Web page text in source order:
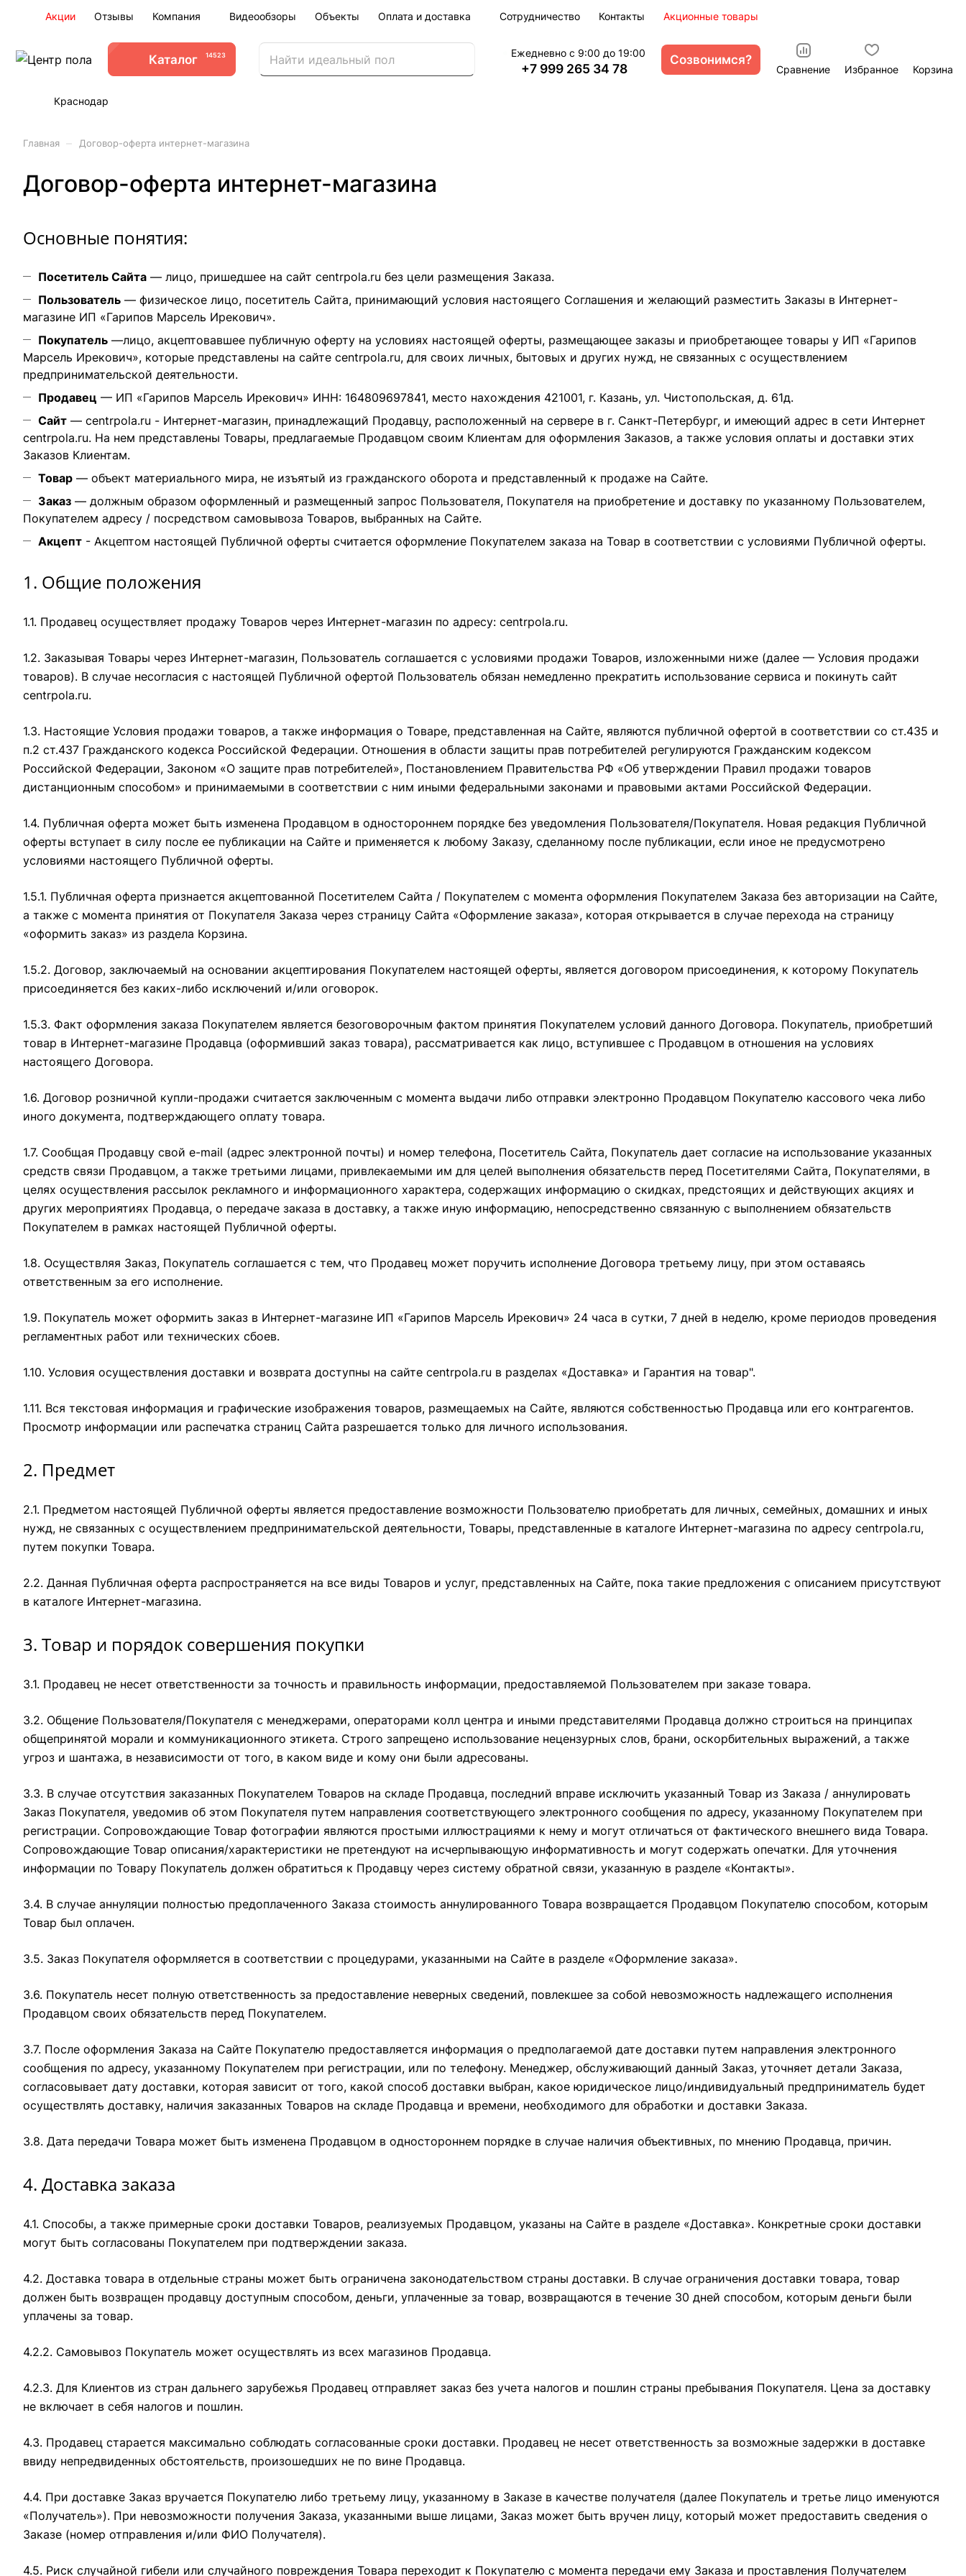
Акции Отзывы Компания Видеообзоры Объекты Оплата и доставка Сотрудничество Контакты Акционные товары
14523
Каталог Ежедневно с 9:00 до 19:00
+7 999 265 34 78
Созвонимся?
Сравнение Избранное Корзина
Краснодар
Главная Договор-оферта интернет-магазина
Договор-оферта интернет-магазина
Основные понятия:
Посетитель Сайта — лицо, пришедшее на сайт centrpola.ru без цели размещения Заказа.
Пользователь — физическое лицо, посетитель Сайта, принимающий условия настоящего Соглашения и желающий разместить Заказы в Интернет-
магазине ИП «Гарипов Марсель Ирекович».
Покупатель —лицо, акцептовавшее публичную оферту на условиях настоящей оферты, размещающее заказы и приобретающее товары у ИП «Гарипов
Марсель Ирекович», которые представлены на сайте centrpola.ru, для своих личных, бытовых и других нужд, не связанных с осуществлением
предпринимательской деятельности.
Продавец — ИП «Гарипов Марсель Ирекович» ИНН: 164809697841, место нахождения 421001, г. Казань, ул. Чистопольская, д. 61д.
Сайт — centrpola.ru - Интернет-магазин, принадлежащий Продавцу, расположенный на сервере в г. Санкт-Петербург, и имеющий адрес в сети Интернет
centrpola.ru. На нем представлены Товары, предлагаемые Продавцом своим Клиентам для оформления Заказов, а также условия оплаты и доставки этих
Заказов Клиентам.
Товар — объект материального мира, не изъятый из гражданского оборота и представленный к продаже на Сайте.
Заказ — должным образом оформленный и размещенный запрос Пользователя, Покупателя на приобретение и доставку по указанному Пользователем,
Покупателем адресу / посредством самовывоза Товаров, выбранных на Сайте.
Акцепт - Акцептом настоящей Публичной оферты считается оформление Покупателем заказа на Товар в соответствии с условиями Публичной оферты.
1. Общие положения
1.1. Продавец осуществляет продажу Товаров через Интернет-магазин по адресу: centrpola.ru.
1.2. Заказывая Товары через Интернет-магазин, Пользователь соглашается с условиями продажи Товаров, изложенными ниже (далее — Условия продажи
товаров). В случае несогласия с настоящей Публичной офертой Пользователь обязан немедленно прекратить использование сервиса и покинуть сайт
centrpola.ru.
1.3. Настоящие Условия продажи товаров, а также информация о Товаре, представленная на Сайте, являются публичной офертой в соответствии со ст.435 и
п.2 ст.437 Гражданского кодекса Российской Федерации. Отношения в области защиты прав потребителей регулируются Гражданским кодексом
Российской Федерации, Законом «О защите прав потребителей», Постановлением Правительства РФ «Об утверждении Правил продажи товаров
дистанционным способом» и принимаемыми в соответствии с ним иными федеральными законами и правовыми актами Российской Федерации.
1.4. Публичная оферта может быть изменена Продавцом в одностороннем порядке без уведомления Пользователя/Покупателя. Новая редакция Публичной
оферты вступает в силу после ее публикации на Сайте и применяется к любому Заказу, сделанному после публикации, если иное не предусмотрено
условиями настоящего Публичной оферты.
1.5.1. Публичная оферта признается акцептованной Посетителем Сайта / Покупателем с момента оформления Покупателем Заказа без авторизации на Сайте,
а также с момента принятия от Покупателя Заказа через страницу Сайта «Оформление заказа», которая открывается в случае перехода на страницу
«оформить заказ» из раздела Корзина.
1.5.2. Договор, заключаемый на основании акцептирования Покупателем настоящей оферты, является договором присоединения, к которому Покупатель
присоединяется без каких-либо исключений и/или оговорок.
1.5.3. Факт оформления заказа Покупателем является безоговорочным фактом принятия Покупателем условий данного Договора. Покупатель, приобретший
товар в Интернет-магазине Продавца (оформивший заказ товара), рассматривается как лицо, вступившее с Продавцом в отношения на условиях
настоящего Договора.
1.6. Договор розничной купли-продажи считается заключенным с момента выдачи либо отправки электронно Продавцом Покупателю кассового чека либо
иного документа, подтверждающего оплату товара.
1.7. Сообщая Продавцу свой e-mail (адрес электронной почты) и номер телефона, Посетитель Сайта, Покупатель дает согласие на использование указанных
средств связи Продавцом, а также третьими лицами, привлекаемыми им для целей выполнения обязательств перед Посетителями Сайта, Покупателями, в
целях осуществления рассылок рекламного и информационного характера, содержащих информацию о скидках, предстоящих и действующих акциях и
других мероприятиях Продавца, о передаче заказа в доставку, а также иную информацию, непосредственно связанную с выполнением обязательств
Покупателем в рамках настоящей Публичной оферты.
1.8. Осуществляя Заказ, Покупатель соглашается с тем, что Продавец может поручить исполнение Договора третьему лицу, при этом оставаясь
ответственным за его исполнение.
1.9. Покупатель может оформить заказ в Интернет-магазине ИП «Гарипов Марсель Ирекович» 24 часа в сутки, 7 дней в неделю, кроме периодов проведения
регламентных работ или технических сбоев.
1.10. Условия осуществления доставки и возврата доступны на сайте centrpola.ru в разделах «Доставка» и Гарантия на товар".
1.11. Вся текстовая информация и графические изображения товаров, размещаемых на Сайте, являются собственностью Продавца или его контрагентов.
Просмотр информации или распечатка страниц Сайта разрешается только для личного использования.
2. Предмет
2.1. Предметом настоящей Публичной оферты является предоставление возможности Пользователю приобретать для личных, семейных, домашних и иных
нужд, не связанных с осуществлением предпринимательской деятельности, Товары, представленные в каталоге Интернет-магазина по адресу centrpola.ru,
путем покупки Товара.
2.2. Данная Публичная оферта распространяется на все виды Товаров и услуг, представленных на Сайте, пока такие предложения с описанием присутствуют
в каталоге Интернет-магазина.
3. Товар и порядок совершения покупки
3.1. Продавец не несет ответственности за точность и правильность информации, предоставляемой Пользователем при заказе товара.
3.2. Общение Пользователя/Покупателя с менеджерами, операторами колл центра и иными представителями Продавца должно строиться на принципах
общепринятой морали и коммуникационного этикета. Строго запрещено использование нецензурных слов, брани, оскорбительных выражений, а также
угроз и шантажа, в независимости от того, в каком виде и кому они были адресованы.
3.3. В случае отсутствия заказанных Покупателем Товаров на складе Продавца, последний вправе исключить указанный Товар из Заказа / аннулировать
Заказ Покупателя, уведомив об этом Покупателя путем направления соответствующего электронного сообщения по адресу, указанному Покупателем при
регистрации. Сопровождающие Товар фотографии являются простыми иллюстрациями к нему и могут отличаться от фактического внешнего вида Товара.
Сопровождающие Товар описания/характеристики не претендуют на исчерпывающую информативность и могут содержать опечатки. Для уточнения
информации по Товару Покупатель должен обратиться к Продавцу через систему обратной связи, указанную в разделе «Контакты».
3.4. В случае аннуляции полностью предоплаченного Заказа стоимость аннулированного Товара возвращается Продавцом Покупателю способом, которым
Товар был оплачен.
3.5. Заказ Покупателя оформляется в соответствии с процедурами, указанными на Сайте в разделе «Оформление заказа».
3.6. Покупатель несет полную ответственность за предоставление неверных сведений, повлекшее за собой невозможность надлежащего исполнения
Продавцом своих обязательств перед Покупателем.
3.7. После оформления Заказа на Сайте Покупателю предоставляется информация о предполагаемой дате доставки путем направления электронного
сообщения по адресу, указанному Покупателем при регистрации, или по телефону. Менеджер, обслуживающий данный Заказ, уточняет детали Заказа,
согласовывает дату доставки, которая зависит от того, какой способ доставки выбран, какое юридическое лицо/индивидуальный предприниматель будет
осуществлять доставку, наличия заказанных Товаров на складе Продавца и времени, необходимого для обработки и доставки Заказа.
3.8. Дата передачи Товара может быть изменена Продавцом в одностороннем порядке в случае наличия объективных, по мнению Продавца, причин.
4. Доставка заказа
4.1. Способы, а также примерные сроки доставки Товаров, реализуемых Продавцом, указаны на Сайте в разделе «Доставка». Конкретные сроки доставки
могут быть согласованы Покупателем при подтверждении заказа.
4.2. Доставка товара в отдельные страны может быть ограничена законодательством страны доставки. В случае ограничения доставки товара, товар
должен быть возвращен продавцу доступным способом, деньги, уплаченные за товар, возвращаются в течение 30 дней способом, которым деньги были
уплачены за товар.
4.2.2. Самовывоз Покупатель может осуществлять из всех магазинов Продавца.
4.2.3. Для Клиентов из стран дальнего зарубежья Продавец отправляет заказ без учета налогов и пошлин страны пребывания Покупателя. Цена за доставку
не включает в себя налогов и пошлин.
4.3. Продавец старается максимально соблюдать согласованные сроки доставки. Продавец не несет ответственность за возможные задержки в доставке
ввиду непредвиденных обстоятельств, произошедших не по вине Продавца.
4.4. При доставке Заказ вручается Покупателю либо третьему лицу, указанному в Заказе в качестве получателя (далее Покупатель и третье лицо именуются
«Получатель»). При невозможности получения Заказа, указанными выше лицами, Заказ может быть вручен лицу, который может предоставить сведения о
Заказе (номер отправления и/или ФИО Получателя).
4.5. Риск случайной гибели или случайного повреждения Товара переходит к Покупателю с момента передачи ему Заказа и проставления Получателем